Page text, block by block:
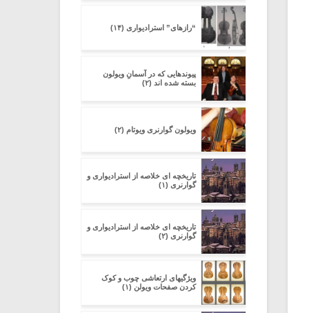
“رازهای” استرادیواری (۱۴)
پیوندهایی که در آسمانِ ویولون
بسته شده اند (۲)
ویولون گوارنری ویوتام (۲)
تاریخچه ای خلاصه از استرادیواری و
گوارنری (۱)
تاریخچه ای خلاصه از استرادیواری و
گوارنری (۲)
ویژگیهای ارتعاشی چوب و کوک
کردن صفحات ویولن (۱)